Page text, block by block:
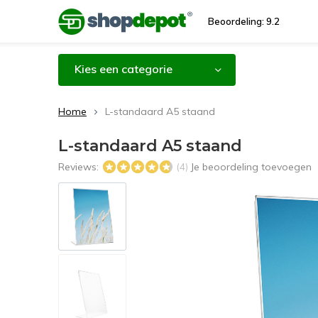
Beoordeling: 9.2
Kies een categorie
Home L-standaard A5 staand
L-standaard A5 staand
Reviews: (4) Je beoordeling toevoegen